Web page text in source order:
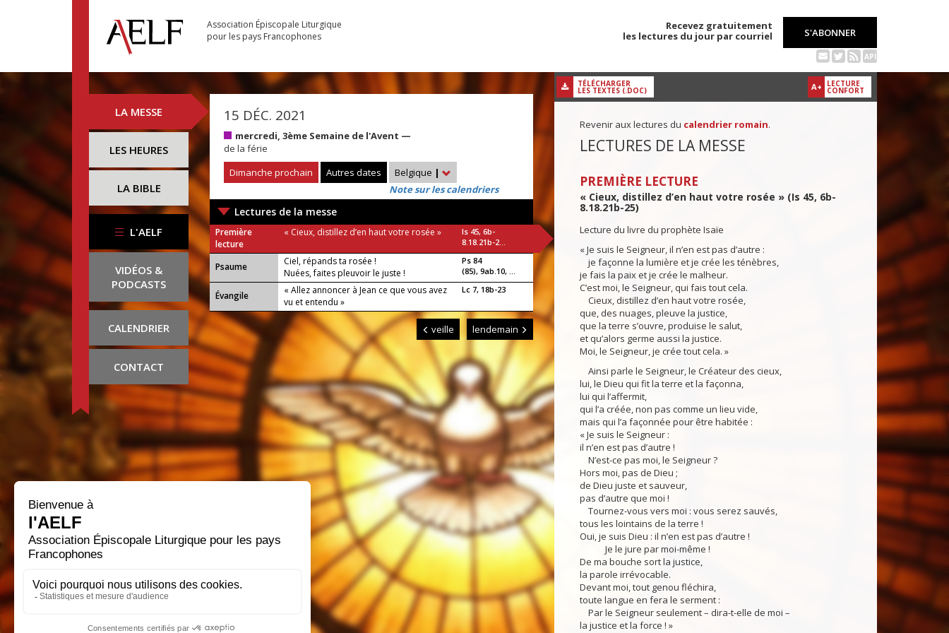
Association Épiscopale Liturgique
pour les pays Francophones
Recevez gratuitement
les lectures du jour par courriel
S'ABONNER
API
LA MESSE
LES HEURES
LA BIBLE
L'AELF
VIDÉOS &
PODCASTS
CALENDRIER
CONTACT
15 DÉC. 2021
mercredi, 3ème Semaine de l'Avent —
de la férie
Dimanche prochain
Autres dates Belgique |
Note sur les calendriers
Lectures de la messe
Première
lecture
« Cieux, distillez d’en haut votre rosée »
Is 45, 6b-
8.18.21b-2...
Psaume
Ciel, répands ta rosée !
Nuées, faites pleuvoir le juste !
Ps 84
(85), 9ab.10, ...
Évangile
« Allez annoncer à Jean ce que vous avez
vu et entendu »
Lc 7, 18b-23
veille lendemain
A+ LECTURE
CONFORT
TÉLÉCHARGER
LES TEXTES (.DOC)
Revenir aux lectures du calendrier romain.
LECTURES DE LA MESSE
PREMIÈRE LECTURE
« Cieux, distillez d’en haut votre rosée » (Is 45, 6b-
8.18.21b-25)
Lecture du livre du prophète Isaïe
« Je suis le Seigneur, il n’en est pas d’autre :
je façonne la lumière et je crée les ténèbres,
je fais la paix et je crée le malheur.
C’est moi, le Seigneur, qui fais tout cela.
Cieux, distillez d’en haut votre rosée,
que, des nuages, pleuve la justice,
que la terre s’ouvre, produise le salut,
et qu’alors germe aussi la justice.
Moi, le Seigneur, je crée tout cela. »
Ainsi parle le Seigneur, le Créateur des cieux,
lui, le Dieu qui fit la terre et la façonna,
lui qui l’affermit,
qui l’a créée, non pas comme un lieu vide,
mais qui l’a façonnée pour être habitée :
« Je suis le Seigneur :
il n’en est pas d’autre !
N’est-ce pas moi, le Seigneur ?
Hors moi, pas de Dieu ;
de Dieu juste et sauveur,
pas d’autre que moi !
Tournez-vous vers moi : vous serez sauvés,
tous les lointains de la terre !
Oui, je suis Dieu : il n’en est pas d’autre !
Je le jure par moi-même !
De ma bouche sort la justice,
la parole irrévocable.
Devant moi, tout genou fléchira,
toute langue en fera le serment :
Par le Seigneur seulement – dira-t-elle de moi –
la justice et la force ! »